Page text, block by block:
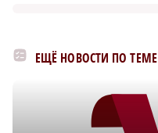
ЕЩЁ НОВОСТИ ПО ТЕМЕ